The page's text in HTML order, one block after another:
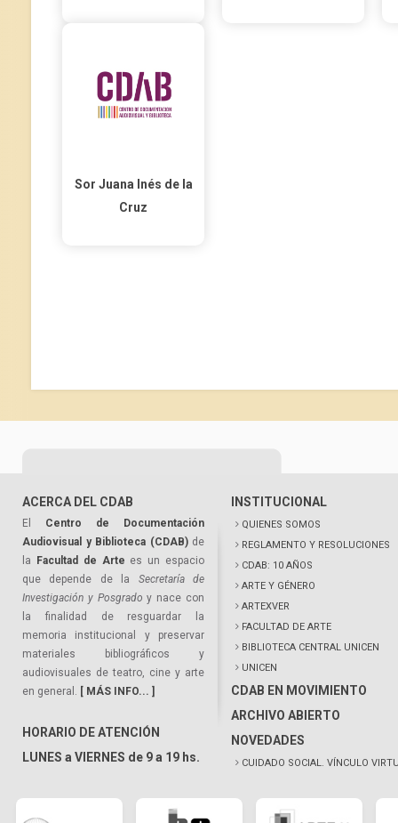
Sor Juana Inés de la
Cruz
ACERCA DEL CDAB
El Centro de Documentación
Audiovisual y Biblioteca (CDAB)de
la
Facultad de Arte es un espacio
que depende de la Secretaría de
Investigación y Posgrado y nace con
la finalidad de resguardar la
memoria institucional y preservar
materiales bibliográficos y
audiovisuales de teatro, cine y arte
en general. [ MÁS INFO... ]
HORARIO DE ATENCIÓN
LUNES a VIERNES de 9 a 19 hs.
INSTITUCIONAL
QUIENES SOMOS
REGLAMENTO Y RESOLUCIONES
CDAB: 10 AÑOS
ARTE Y GÉNERO
ARTEXVER
FACULTAD DE ARTE
BIBLIOTECA CENTRAL UNICEN
UNICEN
CDAB EN MOVIMIENTO
ARCHIVO ABIERTO
NOVEDADES
CUIDADO SOCIAL. VÍNCULO